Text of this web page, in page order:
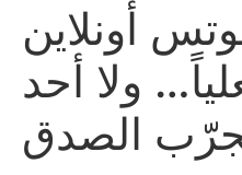
أونلاين
ولا أحد
الصدق